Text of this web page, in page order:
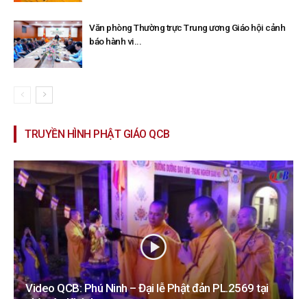
Văn phòng Thường trực Trung ương Giáo hội cảnh
báo hành vi...
TRUYỀN HÌNH PHẬT GIÁO QCB
Video QCB: Phú Ninh – Đại lễ Phật đản PL.2569 tại